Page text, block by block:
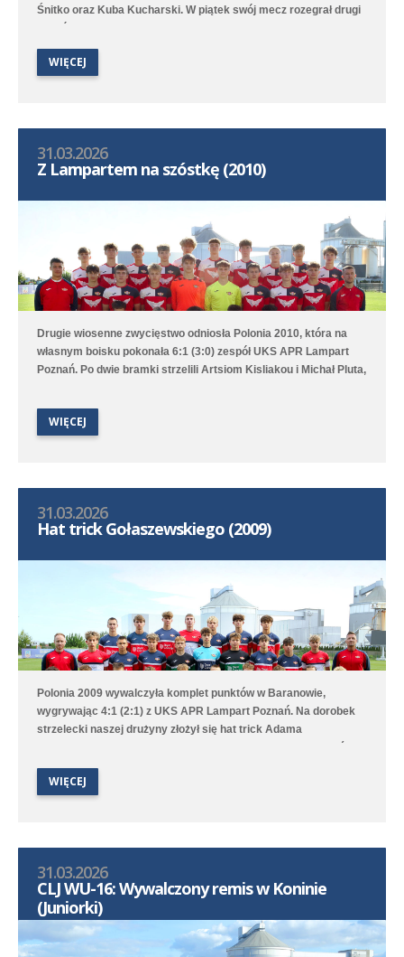
Śnitko oraz Kuba Kucharski. W piątek swój mecz rozegrał drugi
zespół rocznika 2011 wsparty zawodnikami z Polonii 2012. W
strzelił Marcel Ratajczak, a po jednej Jeremi Sójka, Ksawery
Duchała, Brajan Jóźwiak oraz Witold Chojnacki.
WIĘCEJ
31.03.2026
Z Lampartem na szóstkę (2010)
Drugie wiosenne zwycięstwo odniosła Polonia 2010, która na
własnym boisku pokonała 6:1 (3:0) zespół UKS APR Lampart
Poznań. Po dwie bramki strzelili Artsiom Kisliakou i Michał Pluta,
Poznańską 13 Poznań. Jedynego gola dla Polonii strzelił Martin
Kono-Abe.
WIĘCEJ
31.03.2026
Hat trick Gołaszewskiego (2009)
Polonia 2009 wywalczyła komplet punktów w Baranowie,
wygrywając 4:1 (2:1) z UKS APR Lampart Poznań. Na dorobek
strzelecki naszej drużyny złożył się hat trick Adama
Gołaszewskiego oraz gol Tymoteusza Torzewskiego. Poloniści
WIĘCEJ
31.03.2026
CLJ WU-16: Wywalczony remis w Koninie
(Juniorki)